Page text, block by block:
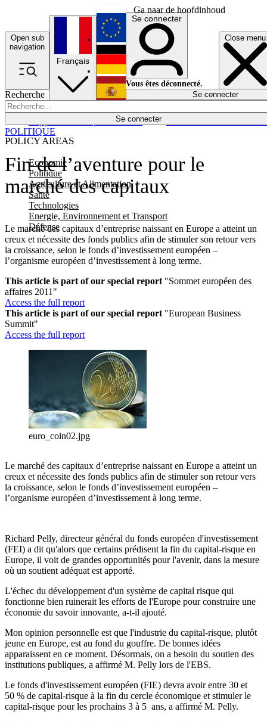
Ga naar de hoofdinhoud
Open sub
navigation
Close menu
Recherche
Se connecter
POLICY AREAS
Economie
Politique
Agriculture et Alimentation
Santé
Technologies
Energie, Environnement et Transport
Défense
Économie
Français
English
Deutsch
Español
Se connecter
Vous êtes déconnecté.
Se connecter
Fin de l’aventure pour le
marché des capitaux
Le marché des capitaux d’entreprise naissant en Europe a atteint un
creux et nécessite des fonds publics afin de stimuler son retour vers
la croissance, selon le fonds d’investissement européen –
l’organisme européen d’investissement à long terme.
POLITIQUE
This article is part of our special report "Sommet européen des
affaires 2011"
Access the full report
This article is part of our special report "European Business
Summit"
Access the full report
euro_coin02.jpg
Le marché des capitaux d’entreprise naissant en Europe a atteint un
creux et nécessite des fonds publics afin de stimuler son retour vers
la croissance, selon le fonds d’investissement européen –
l’organisme européen d’investissement à long terme.
Richard Pelly, directeur général du fonds européen d'investissement
(FEI) a dit qu'alors que certains prédisent la fin du capital-risque en
Europe, il voit de grandes opportunités pour l'avenir, dans la mesure
où un soutient adéquat est apporté.
L'échec du développement d'un système de capital risque qui
fonctionne bien ruinerait les efforts de l'Europe pour construire une
économie du savoir innovante, a-t-il ajouté.
Mon opinion personnelle est que l'industrie du capital-risque, plutôt
jeune en Europe, est au fond du gouffre. De bonnes idées
apparaissent en ce moment. Désormais, on a besoin du soutien des
institutions publiques, a affirmé M. Pelly lors de l'EBS.
Le fonds d'investissement européen (FIE) devra avoir entre 30 et
50 % de capital-risque à la fin du cercle économique et stimuler le
capital-risque pour les prochains 3 à 5 ans, a affirmé M. Pelly.